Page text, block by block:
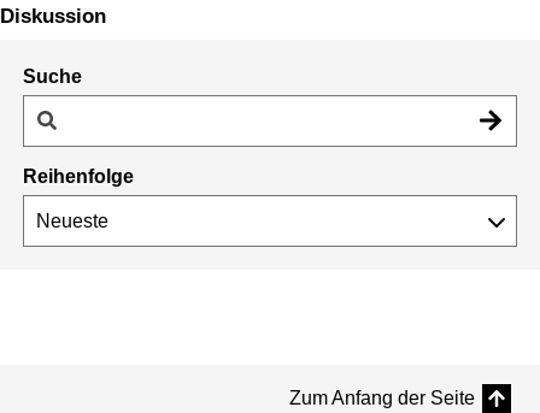
Diskussion
Suche
Reihenfolge
Zum Anfang der Seite